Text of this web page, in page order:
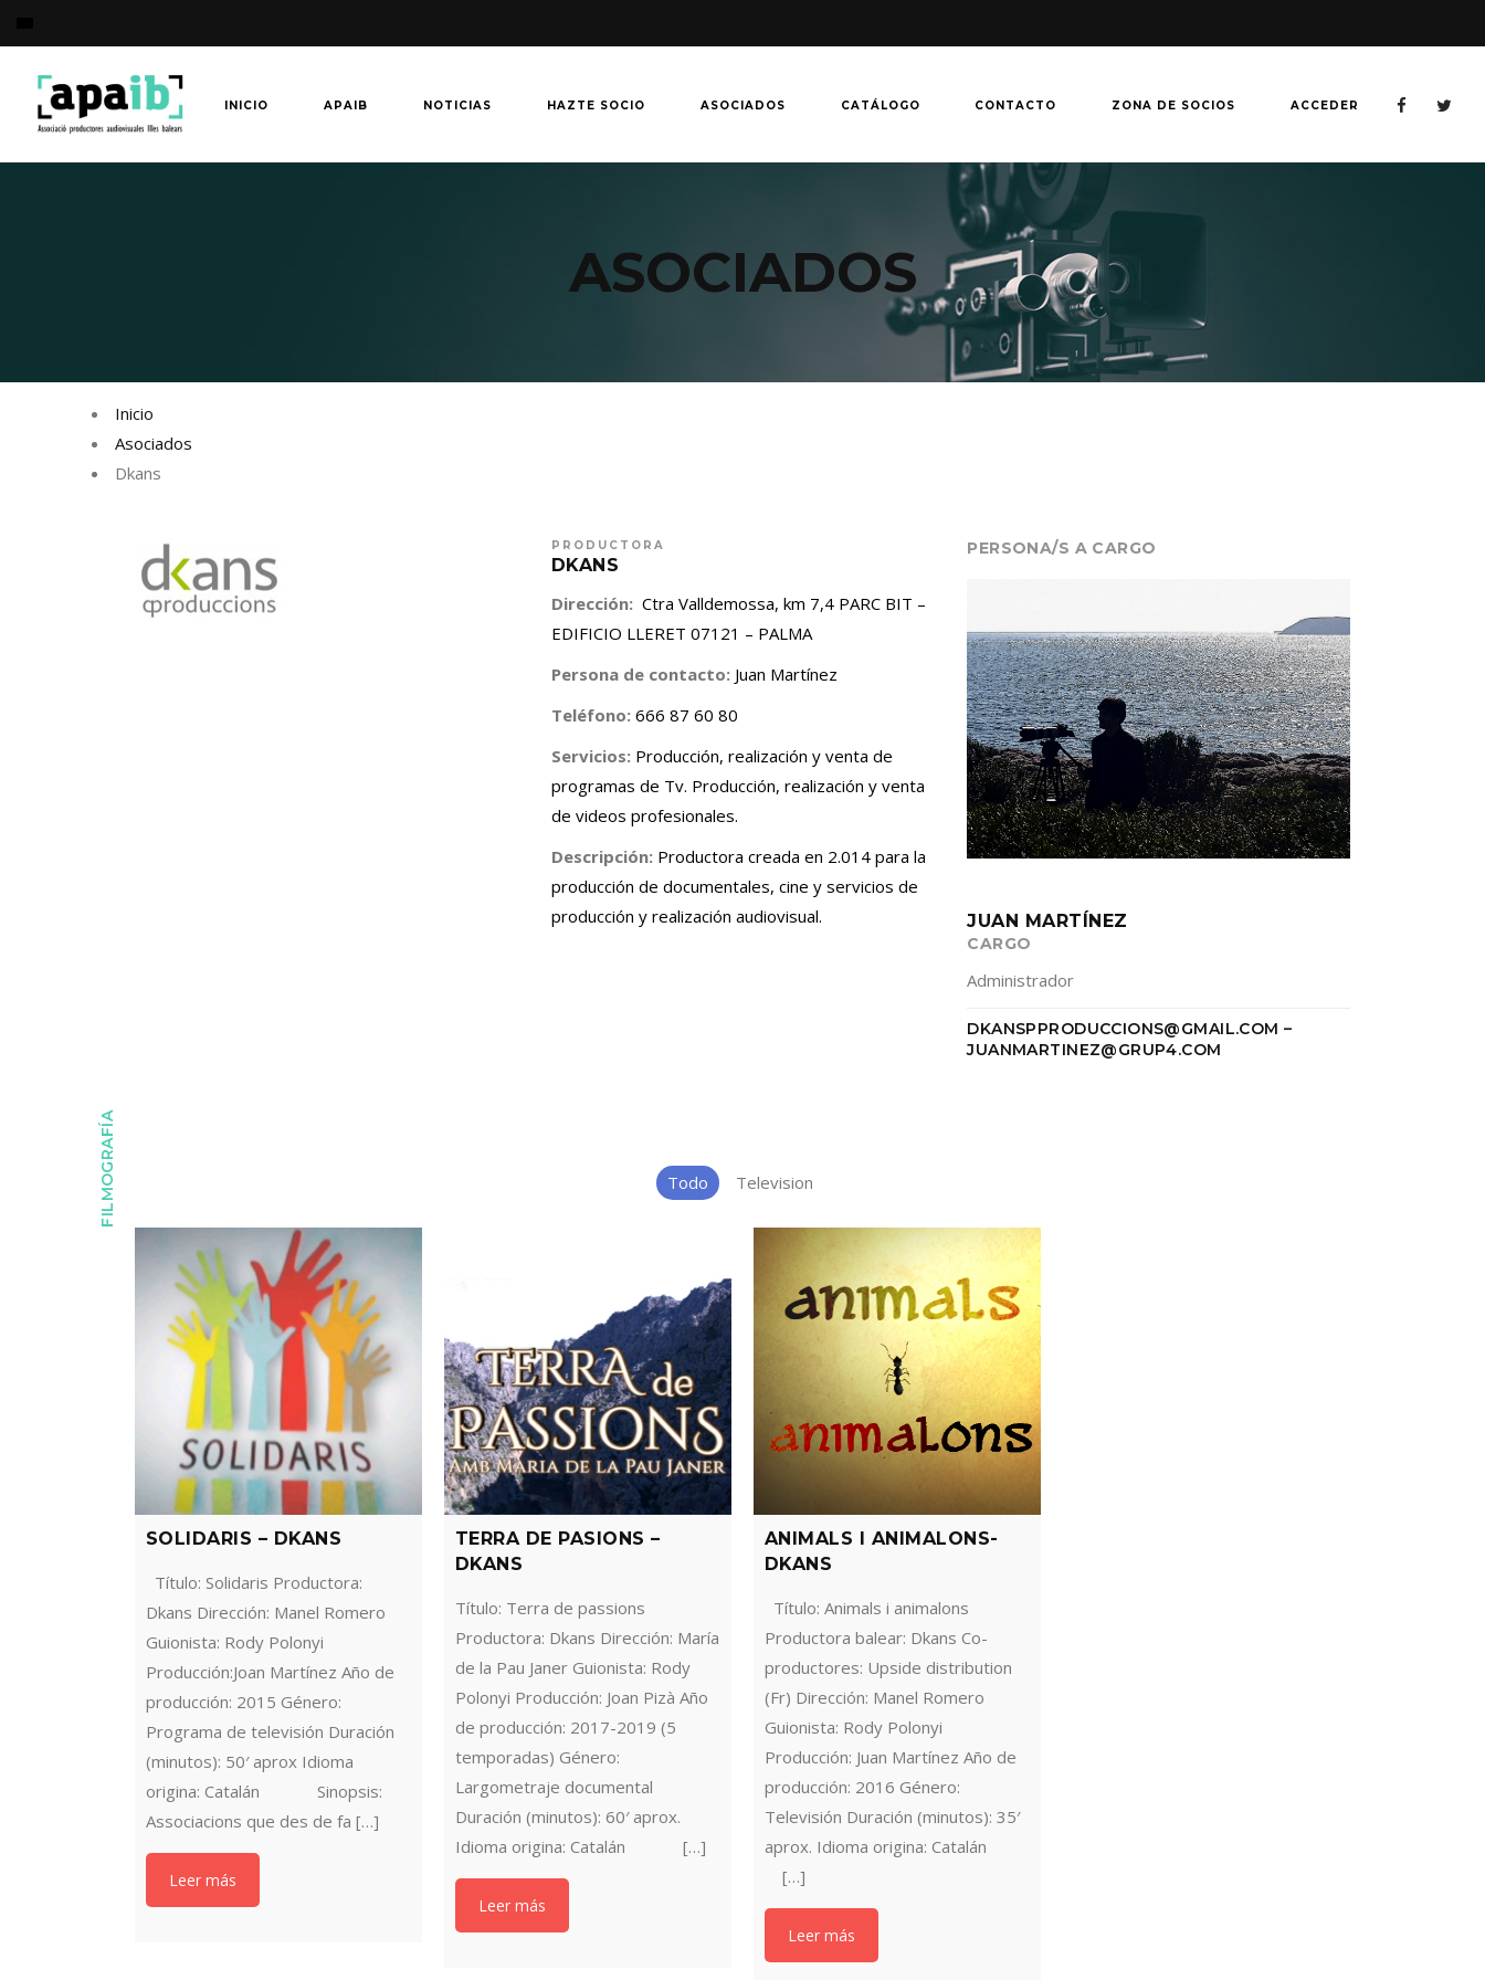
INICIO APAIB NOTICIAS HAZTE SOCIO ASOCIADOS CATÁLOGO CONTACTO ZONA DE SOCIOS ACCEDER
ASOCIADOS
Inicio
Asociados
Dkans
PRODUCTORA
DKANS
Dirección: Ctra Valldemossa, km 7,4 PARC BIT –
EDIFICIO LLERET 07121 – PALMA
Persona de contacto: Juan Martínez
Teléfono: 666 87 60 80
Servicios: Producción, realización y venta de
programas de Tv. Producción, realización y venta
de videos profesionales.
Descripción: Productora creada en 2.014 para la
producción de documentales, cine y servicios de
producción y realización audiovisual.
PERSONA/S A CARGO
JUAN MARTÍNEZ
CARGO
Administrador
DKANSPPRODUCCIONS@GMAIL.COM –
JUANMARTINEZ@GRUP4.COM
FILMOGRAFÍA Todo Television
SOLIDARIS – DKANS
Título: Solidaris Productora:
Dkans Dirección: Manel Romero
Guionista: Rody Polonyi
Producción:Joan Martínez Año de
producción: 2015 Género:
Programa de televisión Duración
(minutos): 50′ aprox Idioma
origina: Catalán Sinopsis:
Associacions que des de fa […]
Leer más
TERRA DE PASIONS –
DKANS
Título: Terra de passions
Productora: Dkans Dirección: María
de la Pau Janer Guionista: Rody
Polonyi Producción: Joan Pizà Año
de producción: 2017-2019 (5
temporadas) Género:
Largometraje documental
Duración (minutos): 60′ aprox.
Idioma origina: Catalán […]
Leer más
ANIMALS I ANIMALONS-
DKANS
Título: Animals i animalons
Productora balear: Dkans Co-
productores: Upside distribution
(Fr) Dirección: Manel Romero
Guionista: Rody Polonyi
Producción: Juan Martínez Año de
producción: 2016 Género:
Televisión Duración (minutos): 35′
aprox. Idioma origina: Catalán
[…]
Leer más